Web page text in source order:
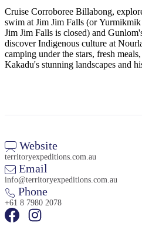
Rechercher:
Cruise Corroboree Billabong,
swim at Jim Jim Falls (or
Jim Jim Falls is closed) and
discover Indigenous culture at
camping under the stars, fresh
Kakadu's stunning landscapes and
Website
territoryexpeditions.com.au
Email
info@territoryexpeditions.com.au
Phone
+61 8 7980 2078